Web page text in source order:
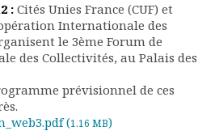
:Cités Unies France (CUF) et
Internationale des
le 3ème Forum de
des Collectivités, au Palais des
prévisionnel de ces
(1.16 MB)